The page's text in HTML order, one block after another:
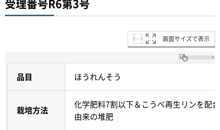
画面サイズで表示
品目 ほうれんそう
栽培方法
化学肥料7割以下＆こうべ再生リンを配
由来の堆肥